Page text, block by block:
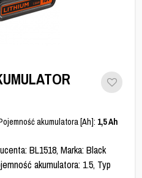
akumulatora [Ah]: 1,5 Ah
BL1518, Marka: Black
akumulatora: 1.5, Typ